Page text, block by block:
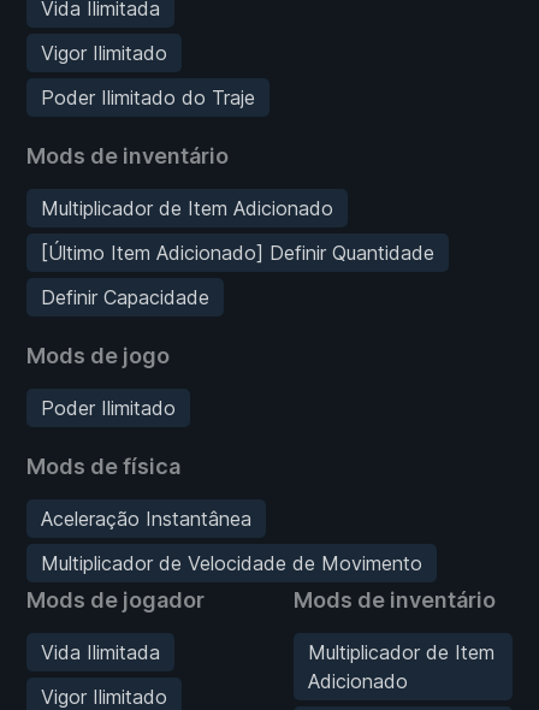
Vida Ilimitada
Vigor Ilimitado
Poder Ilimitado do Traje
Mods de inventário
Multiplicador de Item Adicionado
[Último Item Adicionado] Definir Quantidade
Definir Capacidade
Mods de jogo
Poder Ilimitado
Mods de física
Aceleração Instantânea
Multiplicador de Velocidade de Movimento
Mods de jogador
Vida Ilimitada
Vigor Ilimitado
Mods de inventário
Multiplicador de Item
Adicionado